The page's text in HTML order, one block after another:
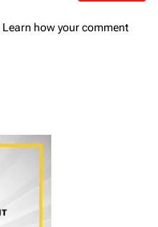
Learn how your comment